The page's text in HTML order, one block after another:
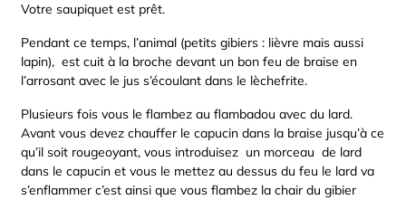
Votre saupiquet est prêt.
Pendant ce temps, l’animal (petits gibiers : lièvre mais aussi
lapin), est cuit à la broche devant un bon feu de braise en
l’arrosant avec le jus s’écoulant dans le lèchefrite.
Plusieurs fois vous le flambez au flambadou avec du lard.
Avant vous devez chauffer le capucin dans la braise jusqu’à ce
qu’il soit rougeoyant, vous introduisez un morceau de lard
dans le capucin et vous le mettez au dessus du feu le lard va
s’enflammer c’est ainsi que vous flambez la chair du gibier